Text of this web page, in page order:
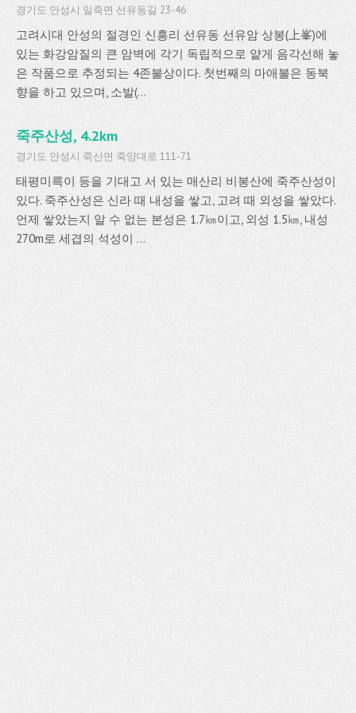
경기도 안성시 일죽면 선유동길 23-46
고려시대 안성의 절경인 신흥리 선유동 선유암 상봉(上峯)에
있는 화강암질의 큰 암벽에 각기 독립적으로 얕게 음각선해 놓
은 작품으로 추정되는 4존불상이다. 첫번째의 마애불은 동북
향을 하고 있으며, 소발(...
죽주산성, 4.2km
경기도 안성시 죽산면 죽양대로 111-71
태평미륵이 등을 기대고 서 있는 매산리 비봉산에 죽주산성이
있다. 죽주산성은 신라 때 내성을 쌓고, 고려 때 외성을 쌓았다.
언제 쌓았는지 알 수 없는 본성은 1.7㎞이고, 외성 1.5㎞, 내성
270m로 세겹의 석성이 ...